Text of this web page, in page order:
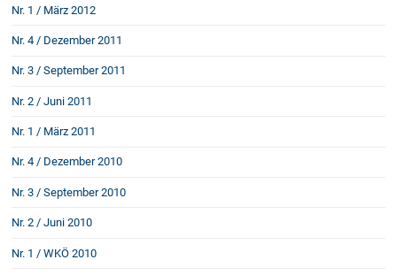
Nr. 1 / März 2012
Nr. 4 / Dezember 2011
Nr. 3 / September 2011
Nr. 2 / Juni 2011
Nr. 1 / März 2011
Nr. 4 / Dezember 2010
Nr. 3 / September 2010
Nr. 2 / Juni 2010
Nr. 1 / WKÖ 2010